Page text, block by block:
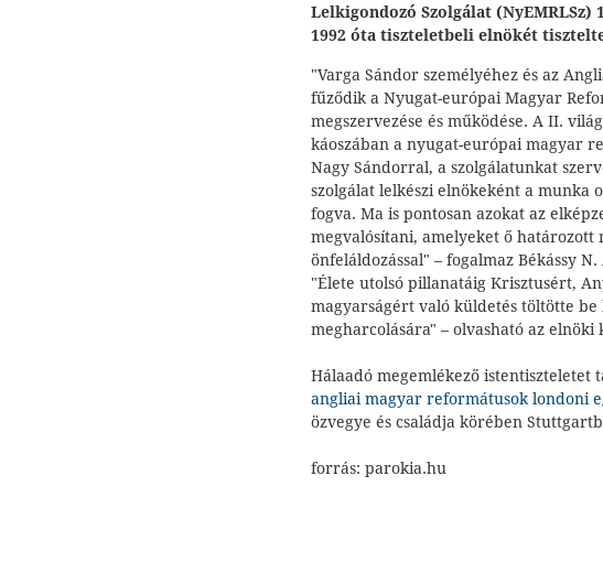
Lelkigondozó Szolgálat
1992 óta tiszteletbeli elnökét
"Varga Sándor személyéhez és az
fűződik a Nyugat-európai Magyar
megszervezése és működése. A II.
káoszában a nyugat-európai magyar
Nagy Sándorral, a szolgálatunkat
szolgálat lelkészi elnökeként a munka
fogva. Ma is pontosan azokat az
megvalósítani, amelyeket ő határozott
önfeláldozással" – fogalmaz Békássy
"Élete utolsó pillanatáig Krisztusért,
magyarságért való küldetés töltötte
megharcolására" – olvasható az elnöki
Hálaadó megemlékező istentiszteletet
angliai magyar reformátusok londoni
özvegye és családja körében
forrás: parokia.hu